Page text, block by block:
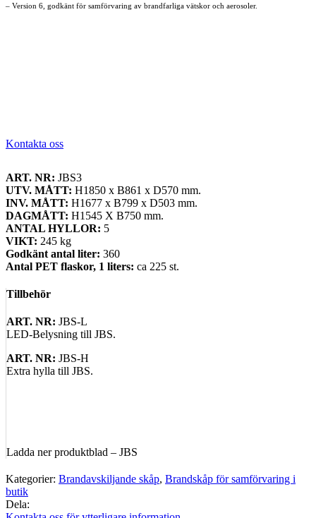
– Version 6, godkänt för samförvaring av brandfarliga vätskor och aerosoler.
Kontakta oss
ART. NR: JBS3
UTV. MÅTT: H1850 x B861 x D570 mm.
INV. MÅTT: H1677 x B799 x D503 mm.
DAGMÅTT: H1545 X B750 mm.
ANTAL HYLLOR: 5
VIKT: 245 kg
Godkänt antal liter: 360
Antal PET flaskor, 1 liters: ca 225 st.
Tillbehör
ART. NR: JBS-L
LED-Belysning till JBS.
ART. NR: JBS-H
Extra hylla till JBS.
Ladda ner produktblad – JBS
Kategorier: Brandavskiljande skåp, Brandskåp för samförvaring i
butik
Dela: